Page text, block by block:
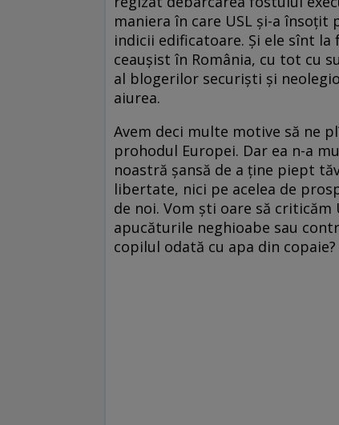
maniera în care USL şi-a
indicii edificatoare. Şi ele sînt
ceauşist în România, cu tot cu
al blogerilor securişti şi
aiurea.
Avem deci multe motive să ne
prohodul Europei. Dar ea n-a
noastră şansă de a ţine piept
libertate, nici pe acelea de
de noi. Vom şti oare să
apucăturile neghioabe sau
copilul odată cu apa din copaie?